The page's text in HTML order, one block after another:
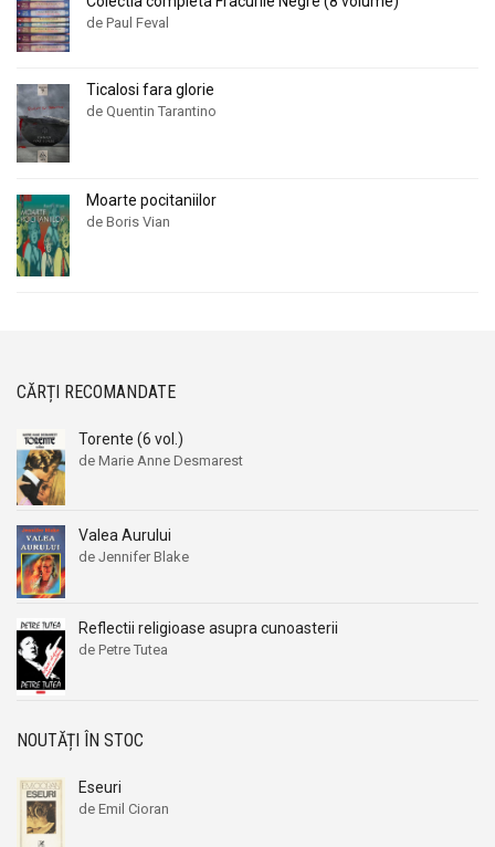
de Paul Feval
Ticalosi fara glorie
de Quentin Tarantino
Moarte pocitaniilor
de Boris Vian
CĂRȚI RECOMANDATE
Torente (6 vol.)
de Marie Anne Desmarest
Valea Aurului
de Jennifer Blake
Reflectii religioase asupra cunoasterii
de Petre Tutea
NOUTĂȚI ÎN STOC
Eseuri
de Emil Cioran